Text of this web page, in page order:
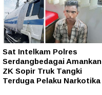
Sat Intelkam Polres
Serdangbedagai Amankan
ZK Sopir Truk Tangki
Terduga Pelaku Narkotika